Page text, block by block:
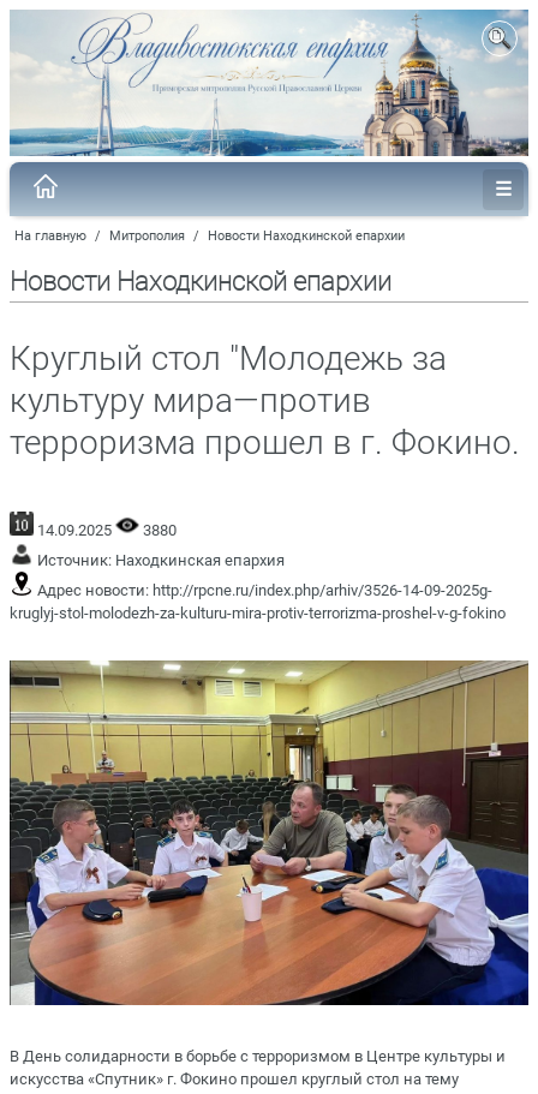
На главную / Митрополия / Новости Находкинской епархии
Новости Находкинской епархии
Круглый стол "Молодежь за
культуру мира—против
терроризма прошел в г. Фокино.
14.09.2025
3880
Источник: Находкинская епархия
Адрес новости: http://rpcne.ru/index.php/arhiv/3526-14-09-2025g-
kruglyj-stol-molodezh-za-kulturu-mira-protiv-terrorizma-proshel-v-g-fokino
В День солидарности в борьбе с терроризмом в Центре культуры и
искусства «Спутник» г. Фокино прошел круглый стол на тему